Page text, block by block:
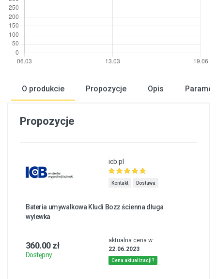
O produkcie Propozycje Opis
Propozycje
icb.pl
Kontakt Dostawa
Bateria umywalkowa Kludi Bozz ścienna długa
wylewka
360.00 zł
Dostępny
aktualna cena w:
22.06.2023
Cena aktualizacji?